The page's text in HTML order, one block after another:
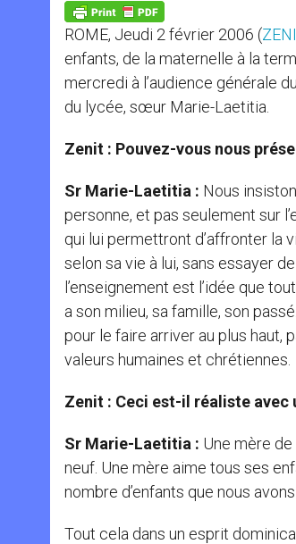
p
p
g
e
r
k
ROME, Jeudi 2 février 2006 (
enfants, de la maternelle à la
mercredi à l’audience générale
du lycée, sœur Marie-Laetitia.
Zenit : Pouvez-vous nous
Sr Marie-Laetitia : Nous
personne, et pas seulement sur
qui lui permettront d’affronter la
selon sa vie à lui, sans essayer
l’enseignement est l’idée que
a son milieu, sa famille, son
pour le faire arriver au plus haut,
valeurs humaines et chrétiennes.
Zenit : Ceci est-il réaliste avec
Sr Marie-Laetitia : Une mère de
neuf. Une mère aime tous ses
nombre d’enfants que nous
Tout cela dans un esprit